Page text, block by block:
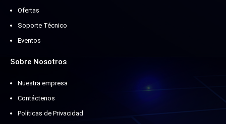
Ofertas
Soporte Técnico
Eventos
Sobre Nosotros
Nuestra empresa
Contáctenos
Políticas de Privacidad